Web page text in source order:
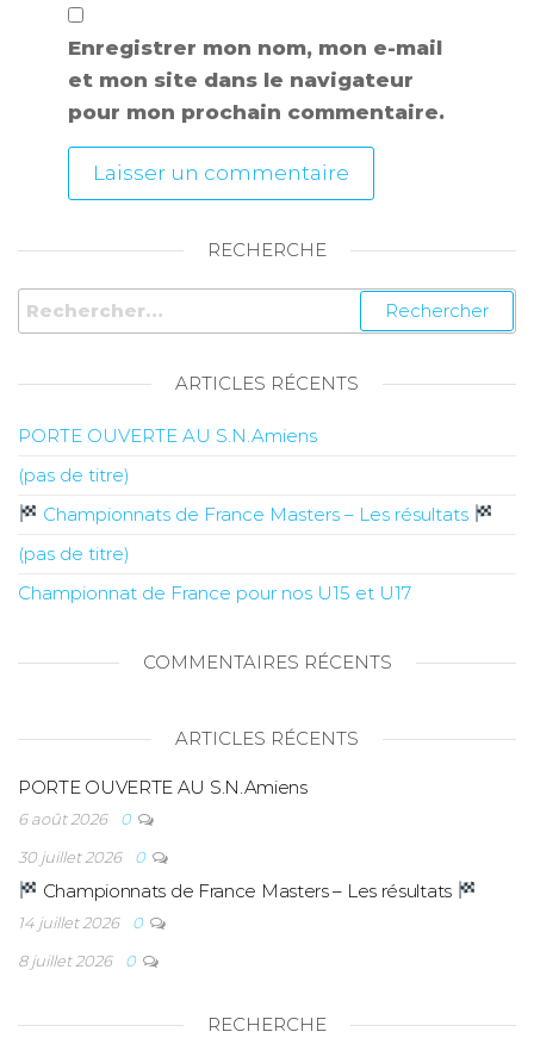
Enregistrer mon nom, mon e-mail
et mon site dans le navigateur
pour mon prochain commentaire.
RECHERCHE
ARTICLES RÉCENTS
PORTE OUVERTE AU S.N.Amiens
(pas de titre)
Championnats de France Masters – Les résultats
(pas de titre)
Championnat de France pour nos U15 et U17
COMMENTAIRES RÉCENTS
ARTICLES RÉCENTS
PORTE OUVERTE AU S.N.Amiens
6 août 2026
0
30 juillet 2026
0
Championnats de France Masters – Les résultats
14 juillet 2026
0
8 juillet 2026
0
RECHERCHE